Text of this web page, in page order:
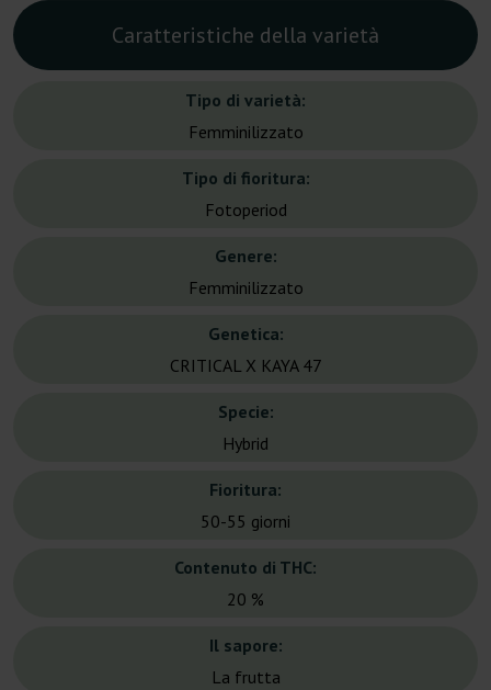
Caratteristiche della varietà
Tipo di varietà:
Femminilizzato
Tipo di fioritura:
Fotoperiod
Genere:
Femminilizzato
Genetica:
CRITICAL X KAYA 47
Specie:
Hybrid
Fioritura:
50-55 giorni
Contenuto di THC:
20 %
Il sapore:
La frutta